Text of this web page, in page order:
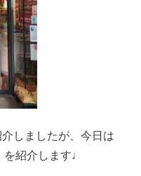
しましたが、今日は
を紹介します♩